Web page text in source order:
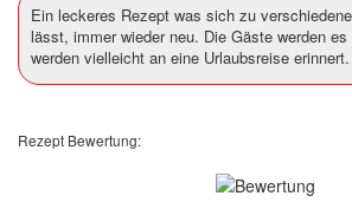
Ein leckeres Rezept was sich zu
lässt, immer wieder neu. Die Gäste werden
werden vielleicht an eine Urlaubsreise erinnert.
Rezept Bewertung: